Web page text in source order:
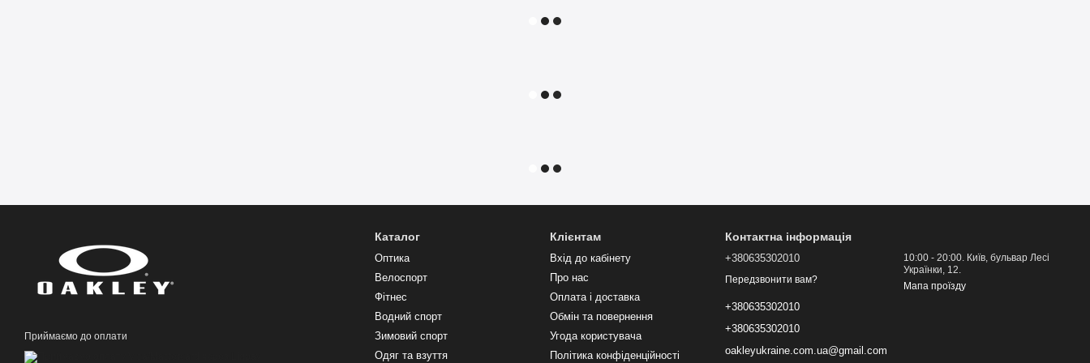
Приймаємо до оплати
Каталог
Оптика
Велоспорт
Фітнес
Водний спорт
Зимовий спорт
Одяг та взуття
Клієнтам
Вхід до кабінету
Про нас
Оплата і доставка
Обмін та повернення
Угода користувача
Політика конфіденційності
Контактна інформація
+380635302010
Передзвонити вам?
+380635302010
+380635302010
oakleyukraine.com.ua@gmail.com
10:00 - 20:00. Київ, бульвар Лесі
Українки, 12.
Мапа проїзду